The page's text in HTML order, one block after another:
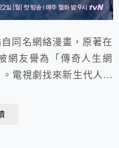
同名網絡漫畫，原著在
網友譽為「傳奇人生網
電視劇找來新生代人氣